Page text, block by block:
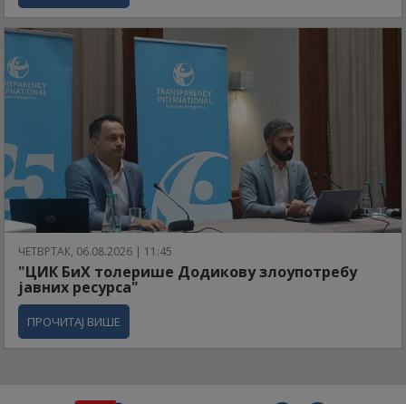
ЧЕТВРТАК, 06.08.2026 | 11:45
"ЦИК БиХ толерише Додикову злоупотребу
јавних ресурса"
ПРОЧИТАЈ ВИШЕ